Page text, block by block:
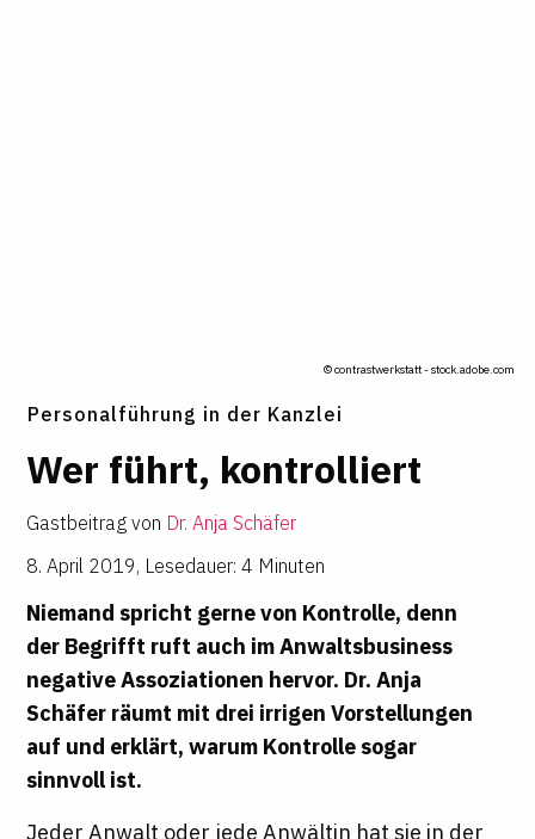
© contrastwerkstatt - stock.adobe.com
Personalführung in der Kanzlei
Wer führt, kon­trol­liert
Gastbeitrag von Dr. Anja Schäfer
8. April 2019, Lesedauer: 4 Minuten
Niemand spricht gerne von Kontrolle, denn
der Begrifft ruft auch im Anwaltsbusiness
negative Assoziationen hervor. Dr. Anja
Schäfer räumt mit drei irrigen Vorstellungen
auf und erklärt, warum Kontrolle sogar
sinnvoll ist.
Jeder Anwalt oder jede Anwältin hat sie in der